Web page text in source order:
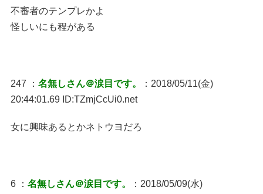
不審者のテンプレかよ
怪しいにも程がある
247 ： 名無しさん＠涙目です。
：2018/05/11(金)
20:44:01.69 ID:TZmjCcUi0.net
女に興味あるとかネトウヨだろ
6 ： 名無しさん＠涙目です。
：2018/05/09(水)